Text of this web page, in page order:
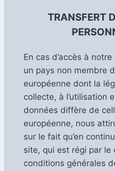
TRANSFERT
En cas d’accès à
un pays non membre
européenne dont la
collecte, à l’utilisation
données diffère de
européenne, nous
sur le fait qu’en
site, qui est régi par le
conditions générales